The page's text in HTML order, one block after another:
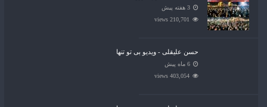
3 هفته پیش
210,701 views
حسن علیقلی - ویدیو بی تو تنها
6 ماه پیش
403,054 views